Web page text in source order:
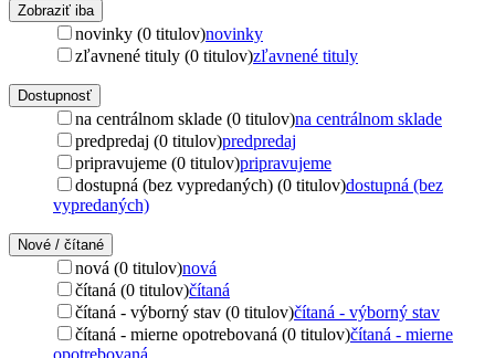
Zobraziť iba
novinky (0 titulov)novinky
zľavnené tituly (0 titulov)zľavnené tituly
Dostupnosť
na centrálnom sklade (0 titulov)na centrálnom sklade
predpredaj (0 titulov)predpredaj
pripravujeme (0 titulov)pripravujeme
dostupná (bez vypredaných) (0 titulov)dostupná (bez
vypredaných)
Nové / čítané
nová (0 titulov)nová
čítaná (0 titulov)čítaná
čítaná - výborný stav (0 titulov)čítaná - výborný stav
čítaná - mierne opotrebovaná (0 titulov)čítaná - mierne
opotrebovaná